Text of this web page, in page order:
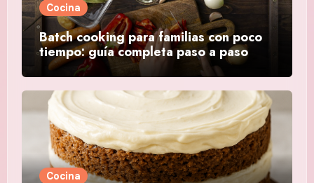
Cocina
Batch cooking para familias con poco
tiempo: guía completa paso a paso
Cocina